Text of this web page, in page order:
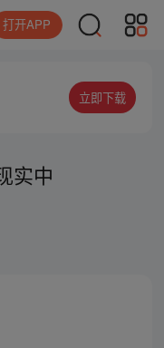
打开APP
立即下载
实中